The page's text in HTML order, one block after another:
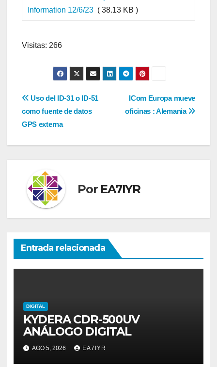
Information 12/6/23 ( 38.13 KB )
Visitas: 266
Navegación
de
entradas
ICom Europa mueve
oficinas : Alemania
Uso del ID-31 o ID-51
como fuente de datos
GPS externa
Por EA7IYR
Entrada relacionada
DIGITAL
KYDERA CDR-500UV
ANÁLOGO DIGITAL
AGO 5, 2026 EA7IYR